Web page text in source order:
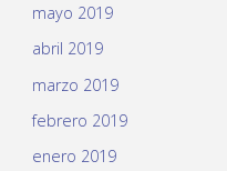
mayo 2019
abril 2019
marzo 2019
febrero 2019
enero 2019